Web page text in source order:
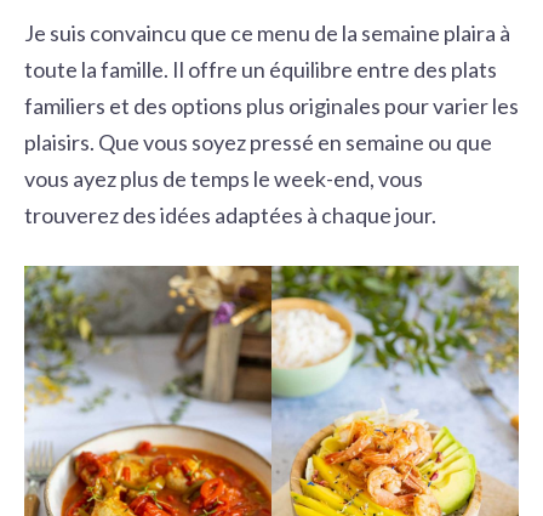
Je suis convaincu que ce menu de la semaine plaira à
toute la famille. Il offre un équilibre entre des plats
familiers et des options plus originales pour varier les
plaisirs. Que vous soyez pressé en semaine ou que
vous ayez plus de temps le week-end, vous
trouverez des idées adaptées à chaque jour.